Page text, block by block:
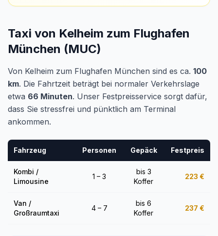
Taxi von Kelheim zum Flughafen
München (MUC)
Von Kelheim zum Flughafen München sind es ca. 100
km. Die Fahrtzeit beträgt bei normaler Verkehrslage
etwa 66 Minuten. Unser Festpreisservice sorgt dafür,
dass Sie stressfrei und pünktlich am Terminal
ankommen.
Fahrzeug Personen Gepäck Festpreis
Kombi /
Limousine
1 – 3
bis 3
Koffer
223 €
Van /
Großraumtaxi
4 – 7
bis 6
Koffer
237 €